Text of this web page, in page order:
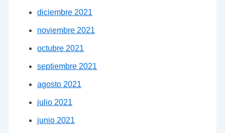
diciembre 2021
noviembre 2021
octubre 2021
septiembre 2021
agosto 2021
julio 2021
junio 2021